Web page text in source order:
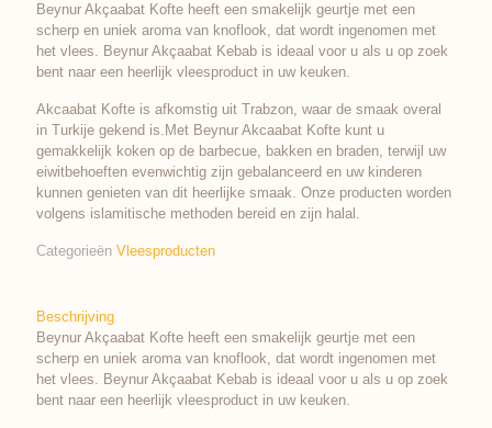
Beynur Akçaabat Kofte heeft een smakelijk geurtje met een
scherp en uniek aroma van knoflook, dat wordt ingenomen met
het vlees. Beynur Akçaabat Kebab is ideaal voor u als u op zoek
bent naar een heerlijk vleesproduct in uw keuken.
Akcaabat Kofte is afkomstig uit Trabzon, waar de smaak overal
in Turkije gekend is.Met Beynur Akcaabat Kofte kunt u
gemakkelijk koken op de barbecue, bakken en braden, terwijl uw
eiwitbehoeften evenwichtig zijn gebalanceerd en uw kinderen
kunnen genieten van dit heerlijke smaak. Onze producten worden
volgens islamitische methoden bereid en zijn halal.
Categorieën Vleesproducten
Beschrijving
Beynur Akçaabat Kofte heeft een smakelijk geurtje met een
scherp en uniek aroma van knoflook, dat wordt ingenomen met
het vlees. Beynur Akçaabat Kebab is ideaal voor u als u op zoek
bent naar een heerlijk vleesproduct in uw keuken.